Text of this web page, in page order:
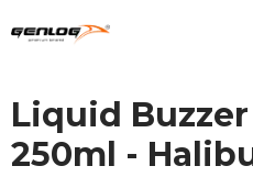
Liquid
250ml -